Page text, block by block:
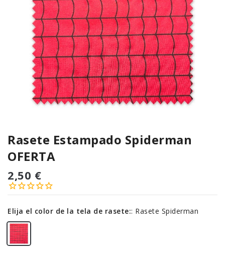
Rasete Estampado Spiderman
OFERTA
2,50 €
Elija el color de la tela de rasete:: Rasete Spiderman